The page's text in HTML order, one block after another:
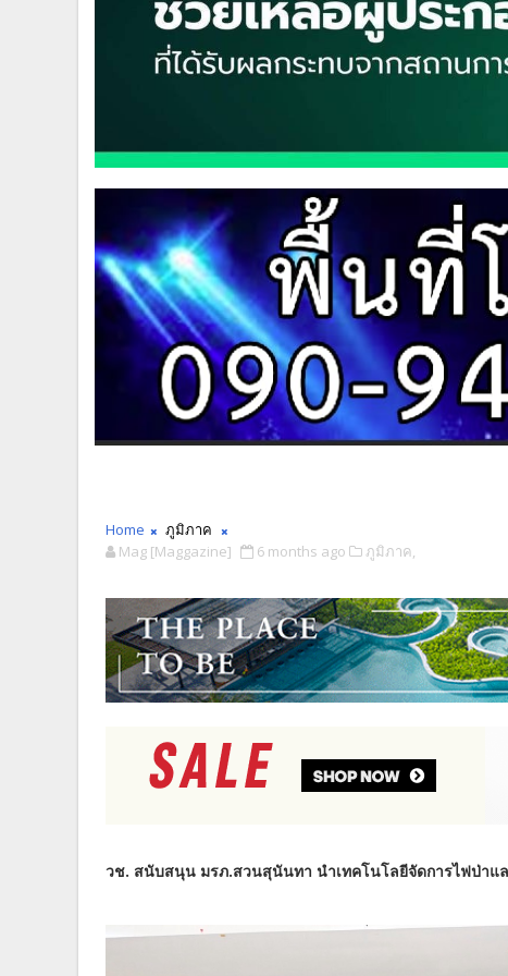
Home
ภูมิภาค
Mag [Maggazine]
6 months ago ภูมิภาค,
วช. สนับสนุน มรภ.สวนสุนันทา นำเทคโนโลยีจัดการไฟป่าแ